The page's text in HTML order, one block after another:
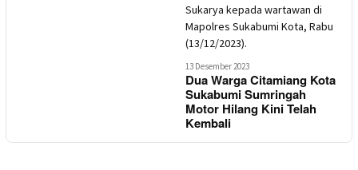
13 Desember 2023
Dua Warga Citamiang Kota
Sukabumi Sumringah
Motor Hilang Kini Telah
Kembali